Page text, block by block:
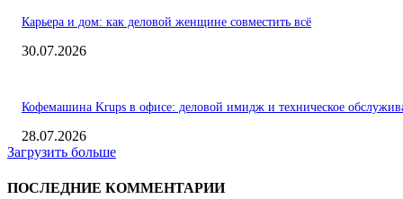
Карьера и дом: как деловой женщине совместить всё
30.07.2026
Кофемашина Krups в офисе: деловой имидж и техническое
28.07.2026
Загрузить больше
ПОСЛЕДНИЕ КОММЕНТАРИИ